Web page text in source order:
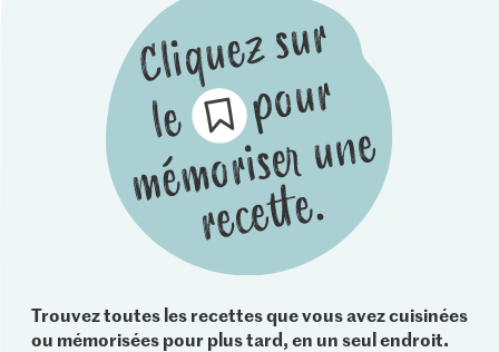
Trouvez toutes les recettes que vous avez cuisinées
ou mémorisées pour plus tard, en un seul endroit.